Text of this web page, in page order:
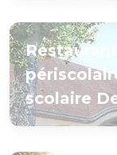
scolaire